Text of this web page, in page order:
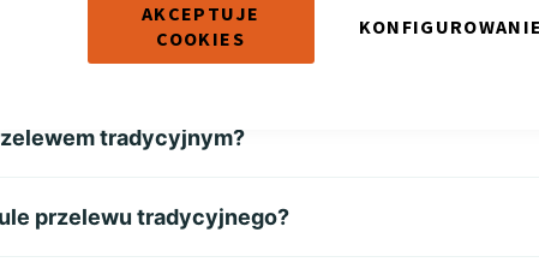
AKCEPTUJE
COOKIES
tradycyjnym?
przelewu tradycyjnego?